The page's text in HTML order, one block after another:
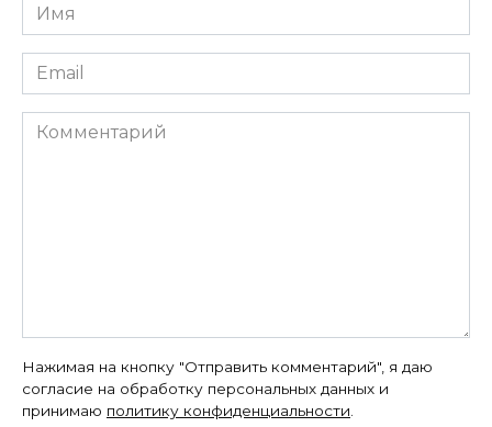
Имя
*
Email
*
Комментарий
Нажимая на кнопку "Отправить комментарий", я даю
согласие на обработку персональных данных и
принимаю политику конфиденциальности